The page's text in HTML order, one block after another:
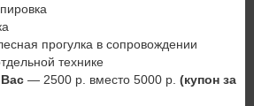
прогулка в сопровождении
технике
— 2500 р. вместо 5000 р. (купон за